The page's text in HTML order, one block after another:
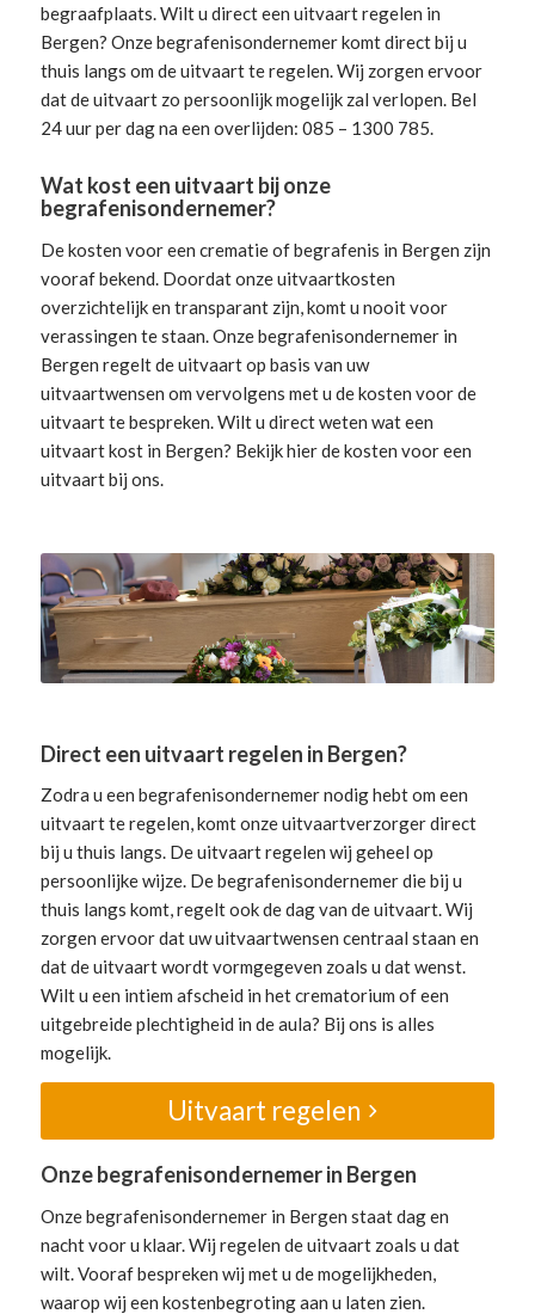
begraafplaats. Wilt u direct een uitvaart regelen in
Bergen? Onze begrafenisondernemer komt direct bij u
thuis langs om de uitvaart te regelen. Wij zorgen ervoor
dat de uitvaart zo persoonlijk mogelijk zal verlopen. Bel
24 uur per dag na een overlijden: 085 – 1300 785.
Wat kost een uitvaart bij onze
begrafenisondernemer?
De kosten voor een crematie of begrafenis in Bergen zijn
vooraf bekend. Doordat onze uitvaartkosten
overzichtelijk en transparant zijn, komt u nooit voor
verassingen te staan. Onze begrafenisondernemer in
Bergen regelt de uitvaartop basis van uw
uitvaartwensen om vervolgens met u de kosten voor de
uitvaart te bespreken. Wilt u direct weten wat een
uitvaart kost in Bergen? Bekijk hier dekosten voor een
uitvaartbij ons.
Direct een uitvaart regelen in Bergen?
Zodra u een begrafenisondernemer nodig hebt om een
uitvaart te regelen, komt onze uitvaartverzorger direct
bij u thuis langs. De uitvaart regelen wij geheel op
persoonlijke wijze. De begrafenisondernemer die bij u
thuis langs komt, regelt ook de dag van de uitvaart. Wij
zorgen ervoor dat uw uitvaartwensen centraal staan en
dat de uitvaart wordt vormgegeven zoals u dat wenst.
Wilt u een intiem afscheid in het crematorium of een
uitgebreide plechtigheid in de aula? Bij ons is alles
mogelijk.
Uitvaart regelen
Onze begrafenisondernemer in Bergen
Onze begrafenisondernemer in Bergen staat dag en
nacht voor u klaar. Wij regelen de uitvaart zoals u dat
wilt. Vooraf bespreken wij met u de mogelijkheden,
waarop wij een kostenbegroting aan u laten zien.